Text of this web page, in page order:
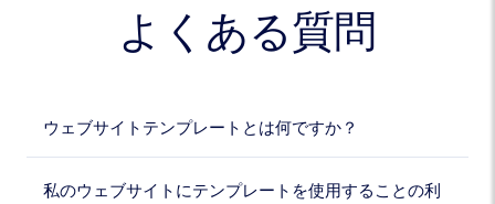
よくある質問
ウェブサイトテンプレートとは何ですか？
私のウェブサイトにテンプレートを使用することの利